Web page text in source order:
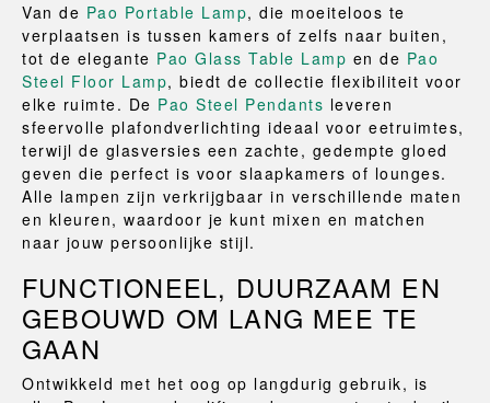
Van de Pao Portable Lamp, die moeiteloos te
verplaatsen is tussen kamers of zelfs naar buiten,
tot de elegante Pao Glass Table Lamp en de Pao
Steel Floor Lamp, biedt de collectie flexibiliteit voor
elke ruimte. De Pao Steel Pendants leveren
sfeervolle plafondverlichting ideaal voor eetruimtes,
terwijl de glasversies een zachte, gedempte gloed
geven die perfect is voor slaapkamers of lounges.
Alle lampen zijn verkrijgbaar in verschillende maten
en kleuren, waardoor je kunt mixen en matchen
naar jouw persoonlijke stijl.
FUNCTIONEEL, DUURZAAM EN
GEBOUWD OM LANG MEE TE
GAAN
Ontwikkeld met het oog op langdurig gebruik, is